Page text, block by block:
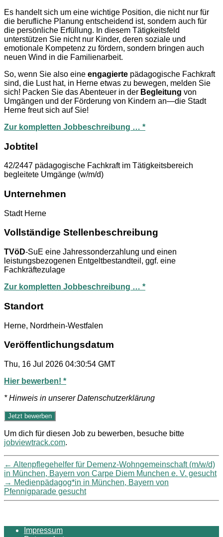
Es handelt sich um eine wichtige Position, die nicht nur für
die berufliche Planung entscheidend ist, sondern auch für
die persönliche Erfüllung. In diesem Tätigkeitsfeld
unterstützen Sie nicht nur Kinder, deren soziale und
emotionale Kompetenz zu fördern, sondern bringen auch
neuen Wind in die Familienarbeit.
So, wenn Sie also eine engagierte pädagogische Fachkraft
sind, die Lust hat, in Herne etwas zu bewegen, melden Sie
sich! Packen Sie das Abenteuer in der Begleitung von
Umgängen und der Förderung von Kindern an—die Stadt
Herne freut sich auf Sie!
Zur kompletten Jobbeschreibung … *
Jobtitel
42/2447 pädagogische Fachkraft im Tätigkeitsbereich
begleitete Umgänge (w/m/d)
Unternehmen
Stadt Herne
Vollständige Stellenbeschreibung
TVöD-SuE eine Jahressonderzahlung und einen
leistungsbezogenen Entgeltbestandteil, ggf. eine
Fachkräftezulage
Zur kompletten Jobbeschreibung … *
Standort
Herne, Nordrhein-Westfalen
Veröffentlichungsdatum
Thu, 16 Jul 2026 04:30:54 GMT
Hier bewerben! *
* Hinweis in unserer Datenschutzerklärung
Um dich für diesen Job zu bewerben, besuche bitte
jobviewtrack.com.
← Altenpflegehelfer für Demenz-Wohngemeinschaft (m/w/d)
in München, Bayern von Carpe Diem Munchen e. V. gesucht
→ Medienpädagog*in in München, Bayern von
Pfennigparade gesucht
Impressum